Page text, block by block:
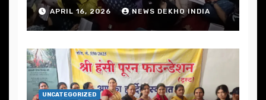
APRIL 16, 2026 NEWS DEKHO INDIA
UNCATEGORIZED